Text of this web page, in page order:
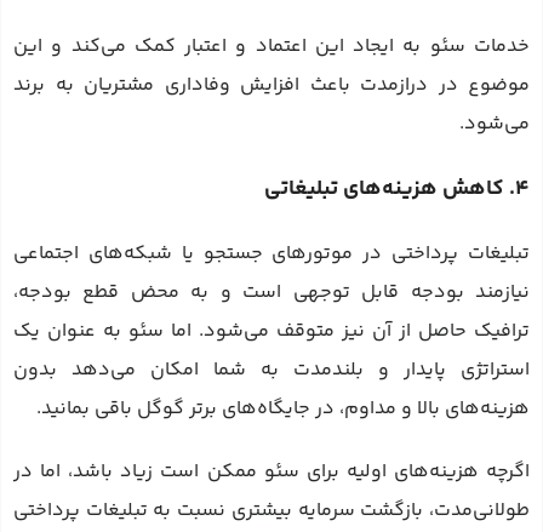
خدمات سئو به ایجاد این اعتماد و اعتبار کمک می‌کند و این
موضوع در درازمدت باعث افزایش وفاداری مشتریان به برند
می‌شود.
4. کاهش هزینه‌های تبلیغاتی
تبلیغات پرداختی در موتورهای جستجو یا شبکه‌های اجتماعی
نیازمند بودجه‌ قابل توجهی است و به محض قطع بودجه،
ترافیک حاصل از آن نیز متوقف می‌شود. اما سئو به عنوان یک
استراتژی پایدار و بلندمدت به شما امکان می‌دهد بدون
هزینه‌های بالا و مداوم، در جایگاه‌های برتر گوگل باقی بمانید.
اگرچه هزینه‌های اولیه برای سئو ممکن است زیاد باشد، اما در
طولانی‌مدت، بازگشت سرمایه بیشتری نسبت به تبلیغات پرداختی